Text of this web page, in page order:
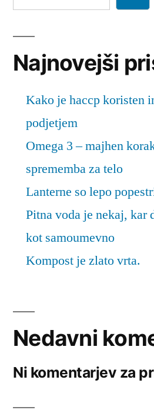
Najnovejši
Kako je haccp koristen
podjetjem
Omega 3 – majhen
sprememba za telo
Lanterne so lepo
Pitna voda je nekaj, kar
kot samoumevno
Kompost je zlato vrta.
Nedavni
Ni komentarjev za